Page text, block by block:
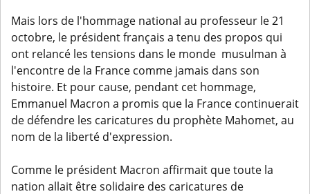
Mais lors de l'hommage national au professeur le 21
octobre, le président français a tenu des propos qui
ont relancé les tensions dans le monde musulman à
l'encontre de la France comme jamais dans son
histoire. Et pour cause, pendant cet hommage,
Emmanuel Macron a promis que la France continuerait
de défendre les caricatures du prophète Mahomet, au
nom de la liberté d'expression.
Comme le président Macron affirmait que toute la
nation allait être solidaire des caricatures de